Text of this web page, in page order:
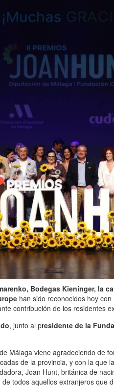
Bodegas Kieninger, la
han sido reconocidos hoy
contribución de los residentes
, junto al presidente de la
Málaga viene agradeciendo de
de la provincia, y con la
Joan Hunt, británica de
todos aquellos extranjeros que